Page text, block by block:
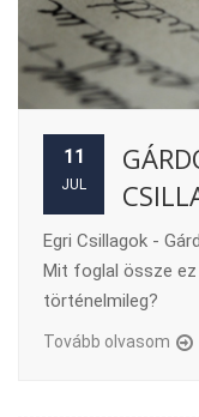
11
JUL
Egri Csillagok -
Mit foglal össze
történelmileg?
Tovább olvasom